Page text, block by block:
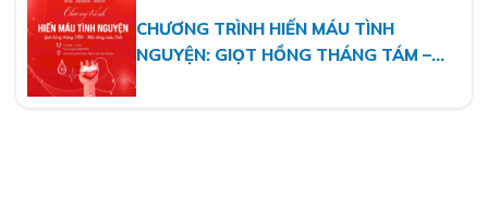
CHƯƠNG TRÌNH HIẾN MÁU TÌNH
NGUYỆN: GIỌT HỒNG THÁNG TÁM –